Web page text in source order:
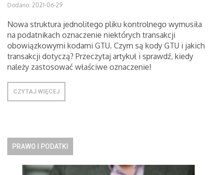
Dodano: 2021-06-29
Nowa struktura jednolitego pliku kontrolnego wymusiła
na podatnikach oznaczenie niektórych transakcji
obowiązkowymi kodami GTU. Czym są kody GTU i jakich
transakcji dotyczą? Przeczytaj artykuł i sprawdź, kiedy
należy zastosować właściwe oznaczenie!
CZYTAJ WIĘCEJ
PRAWO I PODATKI